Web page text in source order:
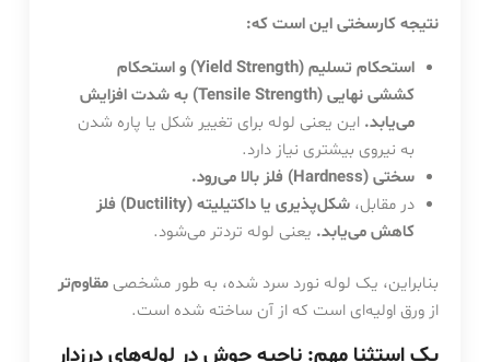
نتیجه کارسختی این است که:
استحکام تسلیم (Yield Strength) و استحکام
کششی نهایی (Tensile Strength) به شدت افزایش
می‌یابد. این یعنی لوله برای تغییر شکل یا پاره شدن
به نیروی بیشتری نیاز دارد.
سختی (Hardness) فلز بالا می‌رود.
در مقابل،
شکل‌پذیری یا داکتیلیته (Ductility) فلز
کاهش می‌یابد. یعنی لوله تردتر می‌شود.
بنابراین، یک لوله نورد سرد شده، به طور مشخصی مقاوم‌تر
از ورق اولیه‌ای است که از آن ساخته شده است.
یک استثنا مهم: ناحیه جوش در لوله‌های درزدار